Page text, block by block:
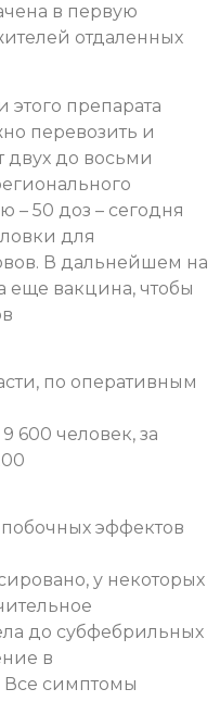
в первую
отдаленных
препарата
перевозить и
двух до восьми
– 50 доз – сегодня
для
В дальнейшем на
еще вакцина, чтобы
по оперативным
600 человек, за
эффектов
у некоторых
до субфебрильных
в
симптомы